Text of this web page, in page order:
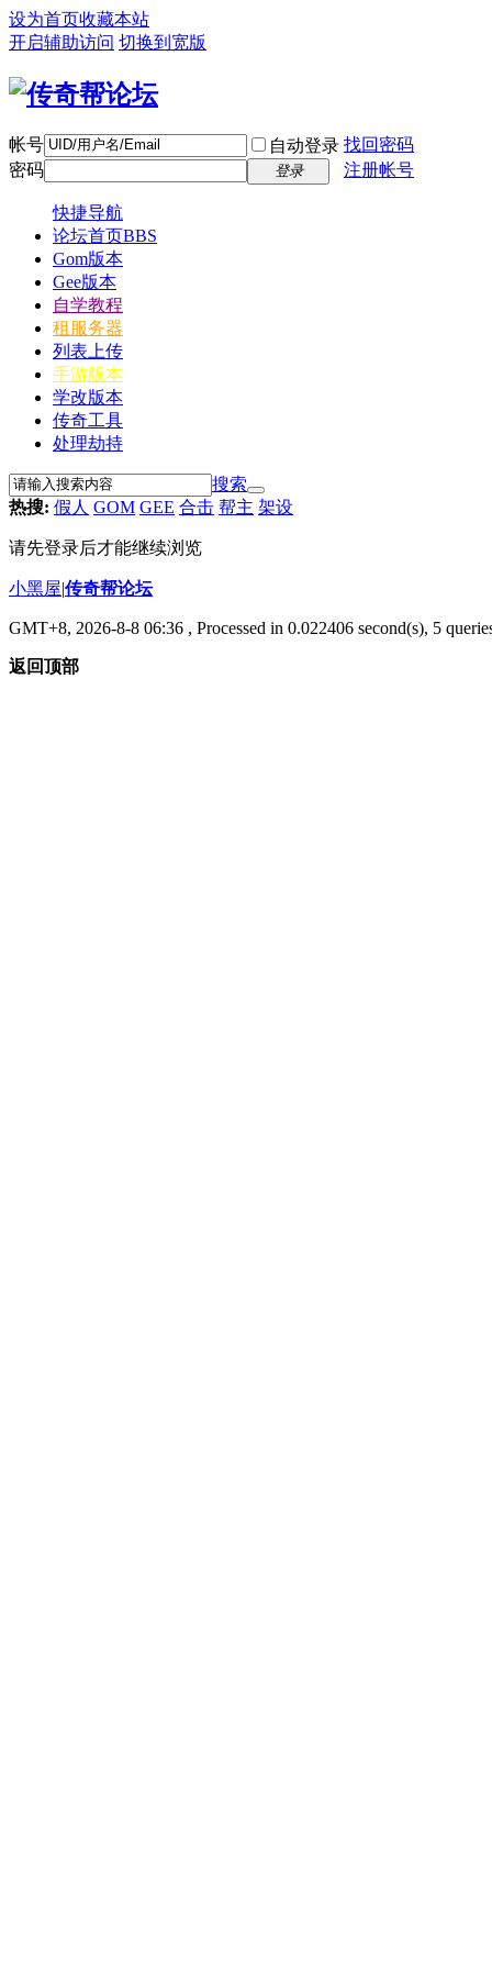
设为首页收藏本站
开启辅助访问 切换到宽版
帐号 自动登录 找回密码
密码
登录 注册帐号
快捷导航
论坛首页BBS
Gom版本
Gee版本
自学教程
租服务器
列表上传
手游版本
学改版本
传奇工具
处理劫持
搜索
热搜: 假人 GOM GEE 合击 帮主 架设
请先登录后才能继续浏览
小黑屋|传奇帮论坛
GMT+8, 2026-8-8 06:36 , Processed in 0.022406 second(s), 5
返回顶部